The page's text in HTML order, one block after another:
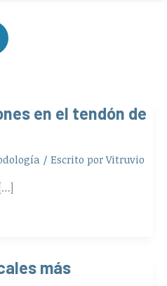
en el tendón de
/ Escrito porVitruvio
más